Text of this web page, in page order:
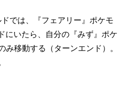
では、『フェアリー』ポケモ
にいたら、自分の『みず』ポケ
移動する（ターンエンド）。